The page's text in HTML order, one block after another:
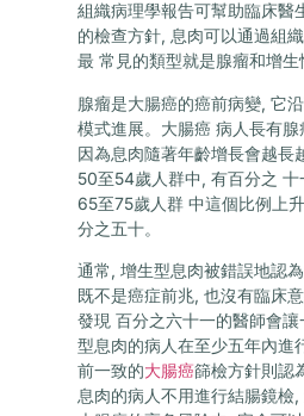
組織病理學報告可幫助臨床醫
的檢查方針, 息肉可以通過組
最 常見的類型就是腺瘤和增生
腺瘤是大腸癌的癌前病變, 它
模式進展。大腸癌 病人長有
因為息肉隨著年齡增長會越長
50至54歲人群中, 有百分之 十
65至75歲人群 中這個比例上
分之五十。
通常, 增生型息肉被錯誤地認
既不是癌症前兆, 也沒有臨床
發現 百分之六十一的醫師會
型息肉的病人在至少五年內進
前一致的大腸癌篩檢方針則認
息肉的病人不用進行結腸鏡檢